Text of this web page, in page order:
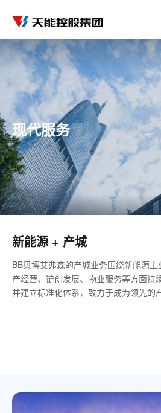
现代服务
新能源 + 产城
BB贝博艾弗森的产城业务围绕新能源
产经营、链创发展、物业服务等方面持
并建立标准化体系，致力于成为领先的
位于湖州太湖新区核心区，是湖州融入
用地约 248亩，总建筑面积约 50 万平
位于湖州长兴县煤山镇，项目总建设用
万方。以BB贝博艾弗森主产业进驻园区
项目由位于杭州余杭区浙大校友总部园
的谷尚产业园项目构成。其中浙大校友